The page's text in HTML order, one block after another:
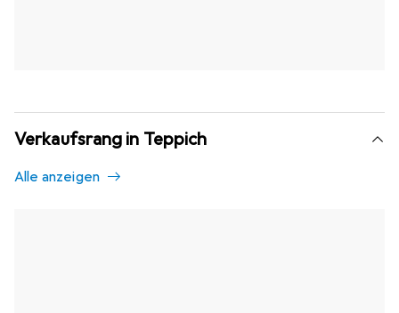
Verkaufsrang in Teppich
Alle anzeigen